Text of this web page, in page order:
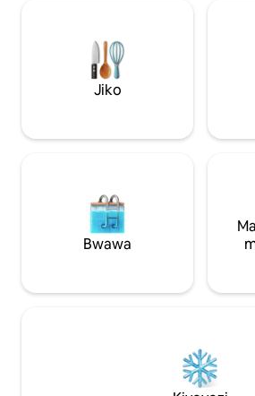
kupashwa joto na rafu ya taulo,
ya barafu, televisheni 4 mahiri. Pata
uzoefu wa kurudi nyuma ya wakati
katika Martha's Place!
Jiko
Bwawa